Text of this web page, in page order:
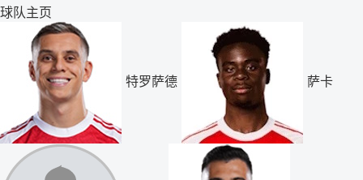
球队主页
特罗萨德 萨卡